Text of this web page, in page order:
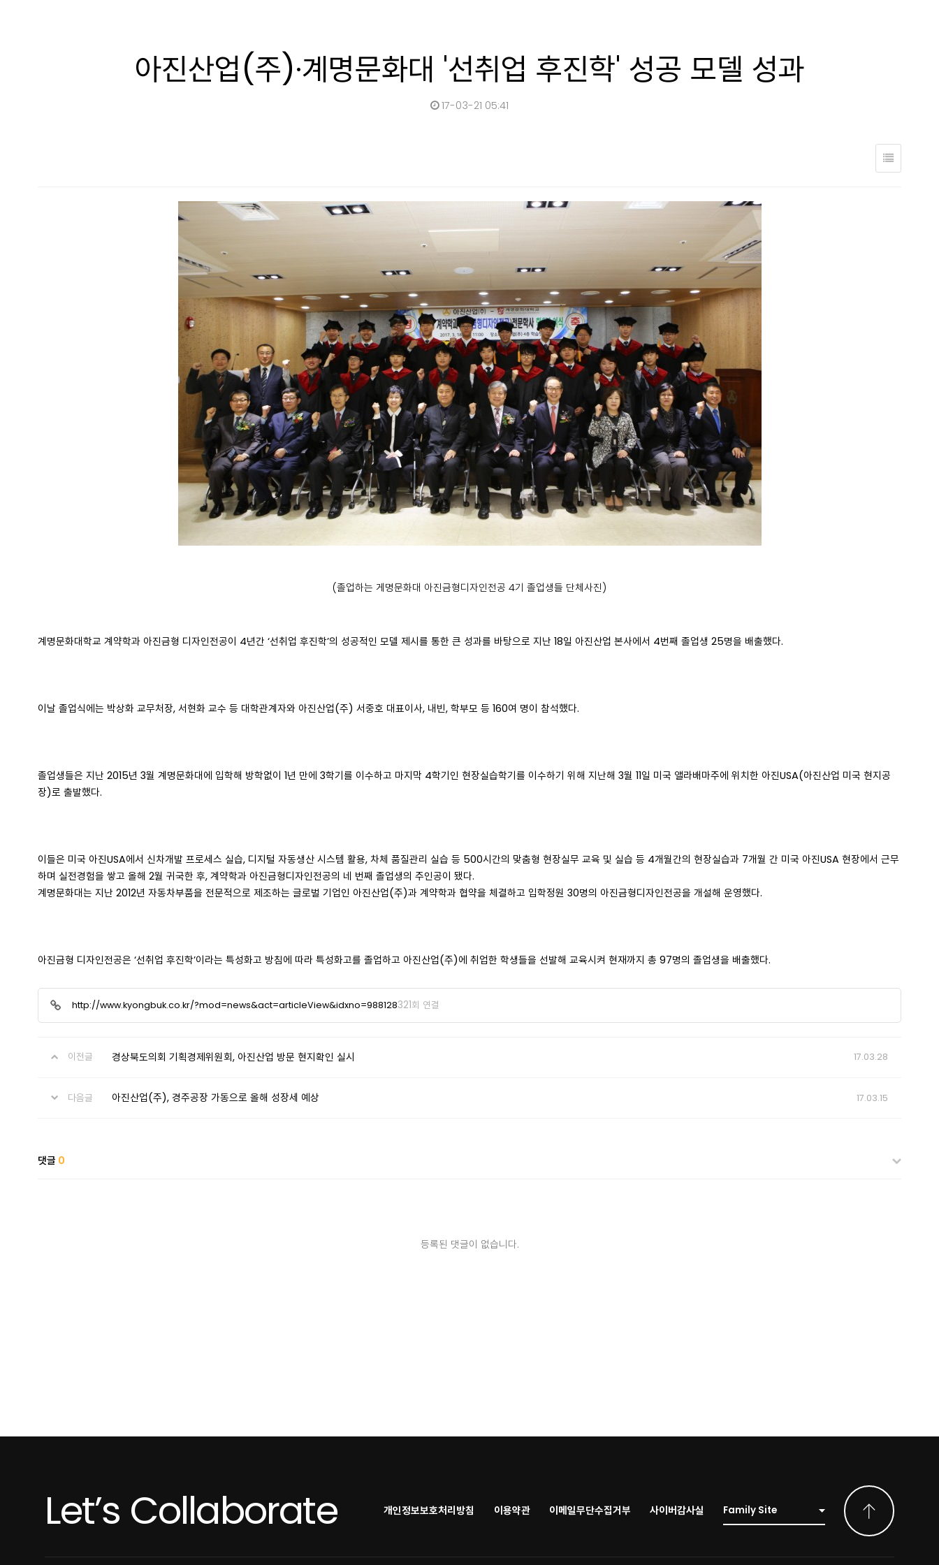
아진산업(주)·계명문화대 '선취업 후진학' 성공 모델 성과
17-03-21 05:41
(졸업하는 게명문화대 아진금형디자인전공 4기 졸업생들 단체사진)
계명문화대학교 계약학과 아진금형 디자인전공이 4년간 ‘선취업 후진학’의 성공적인 모델 제시를 통한 큰 성과를 바탕으로 지난 18일 아진산업 본사에서 4번째 졸업생 25명을 배출했다.
이날 졸업식에는 박상화 교무처장, 서현화 교수 등 대학관계자와 아진산업(주) 서중호 대표이사, 내빈, 학부모 등 160여 명이 참석했다.
졸업생들은 지난 2015년 3월 계명문화대에 입학해 방학없이 1년 만에 3학기를 이수하고 마지막 4학기인 현장실습학기를 이수하기 위해 지난해 3월 11일 미국 앨라배마주에 위치한 아진USA(아진산업 미국 현지공
장)로 출발했다.
이들은 미국 아진USA에서 신차개발 프로세스 실습, 디지털 자동생산 시스템 활용, 차체 품질관리 실습 등 500시간의 맞춤형 현장실무 교육 및 실습 등 4개월간의 현장실습과 7개월 간 미국 아진USA 현장에서 근무
하며 실전경험을 쌓고 올해 2월 귀국한 후, 계약학과 아진금형디자인전공의 네 번째 졸업생의 주인공이 됐다.
계명문화대는 지난 2012년 자동차부품을 전문적으로 제조하는 글로벌 기업인 아진산업(주)과 계약학과 협약을 체결하고 입학정원 30명의 아진금형디자인전공을 개설해 운영했다.
아진금형 디자인전공은 ‘선취업 후진학’이라는 특성화고 방침에 따라 특성화고를 졸업하고 아진산업(주)에 취업한 학생들을 선발해 교육시켜 현재까지 총 97명의 졸업생을 배출했다.
http://www.kyongbuk.co.kr/?mod=news&act=articleView&idxno=988128321회 연결
이전글 경상북도의회 기획경제위원회, 아진산업 방문 현지확인 실시 17.03.28
다음글 아진산업(주), 경주공장 가동으로 올해 성장세 예상 17.03.15
댓글 0
등록된 댓글이 없습니다.
Let’s Collaborate 개인정보보호처리방침 이용약관 이메일무단수집거부 사이버감사실